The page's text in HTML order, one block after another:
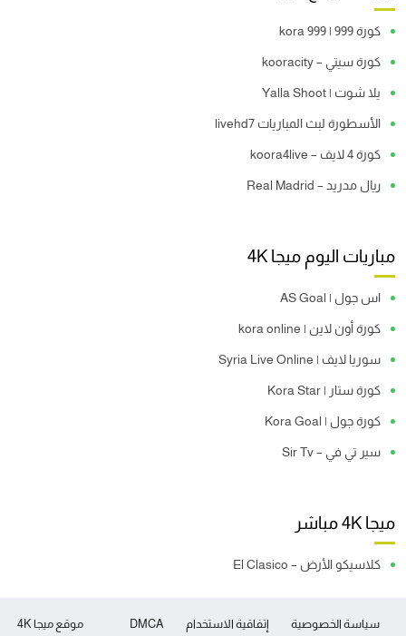
كورة 999 | kora 999
كورة سيتي – kooracity
يلا شوت | Yalla Shoot
الأسطورة لبث المباريات livehd7
كورة 4 لايف – koora4live
ريال مدريد – Real Madrid
مباريات اليوم ميجا 4K
اس جول | AS Goal
كورة أون لاين | kora online
سوريا لايف | Syria Live Online
كورة ستار | Kora Star
كورة جول | Kora Goal
سير تي في – Sir Tv
ميجا 4K مباشر
كلاسيكو الأرض – El Clasico
موقع ميجا 4K سياسة الخصوصية إتفاقية الاستخدام DMCA